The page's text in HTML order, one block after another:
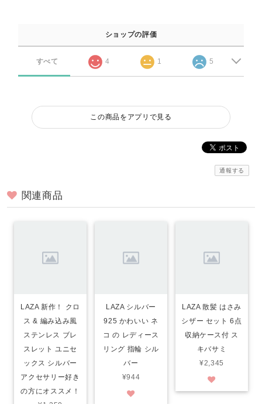
ショップの評価
すべて 4 1 5
この商品をアプリで見る
通報する
関連商品
LAZA 新作！ クロ
ス & 編み込み風
ステンレス ブレ
スレット ユニセ
ックス シルバー
アクセサリー好き
の方にオススメ！
LAZA シルバー
925 かわいい ネ
コ の レディース
リング 指輪 シル
バー
¥944
LAZA 散髪 はさみ
シザー セット 6点
収納ケース付 ス
キバサミ
¥2,345